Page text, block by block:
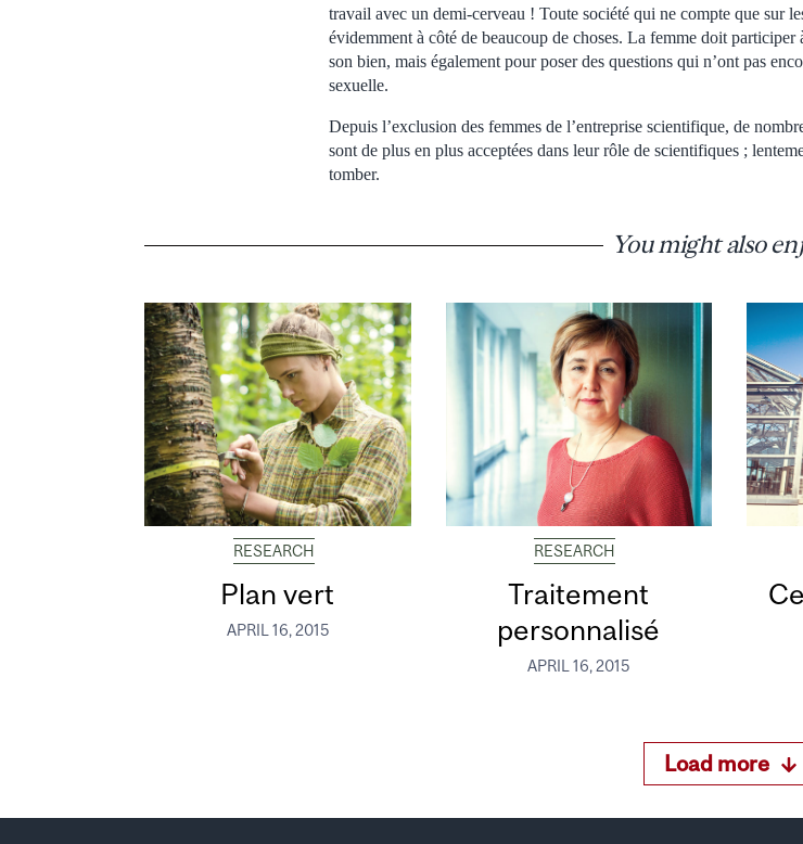
travail avec un demi-cerveau ! Toute société qui ne compte que sur
évidemment à côté de beaucoup de choses. La femme doit
son bien, mais également pour poser des questions qui n’ont pas
sexuelle.
Depuis l’exclusion des femmes de l’entreprise scientifique, de
sont de plus en plus acceptées dans leur rôle de scientifiques ;
tomber.
You might also
RESEARCH
Plan vert
APRIL 16, 2015
RESEARCH
Traitement
personnalisé
APRIL 16, 2015
Load more